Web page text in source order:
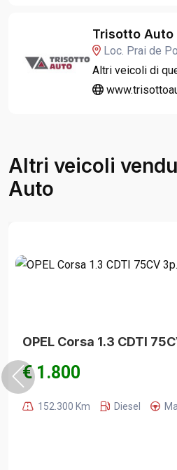
Trisotto Auto
Loc. Prai de
Altri veicoli di
Altri veicoli
Auto
OPEL Corsa 1.3 CDTI
€ 1.800
152.300 Km Diesel